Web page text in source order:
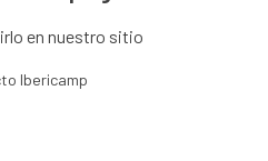
en nuestro sitio
Ibericamp